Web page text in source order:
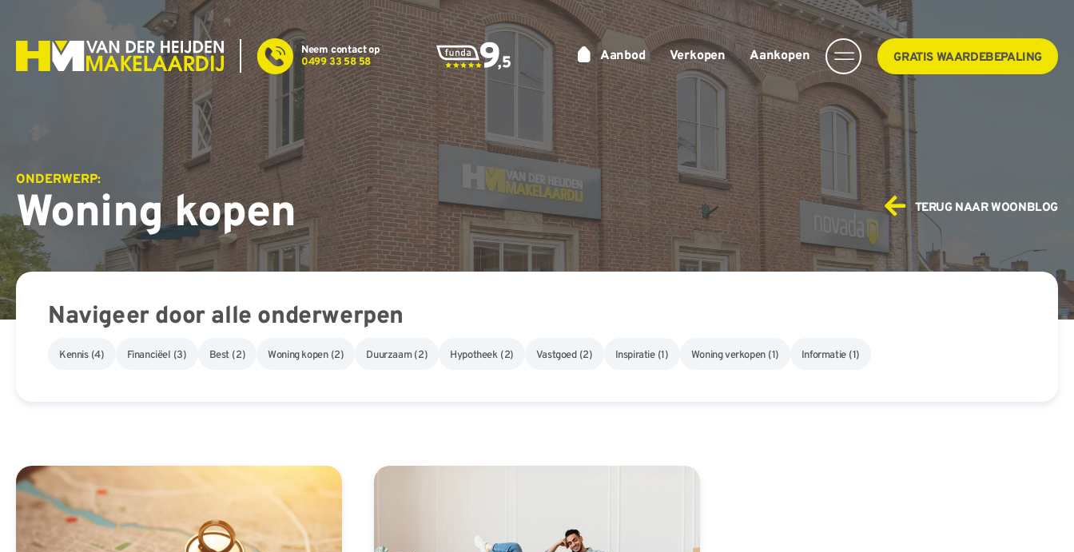
inhoud
Neem contact op
0499 33 58 58
Aanbod Verkopen Aankopen GRATIS WAARDEBEPALING
ONDERWERP:
Woning kopen TERUG NAAR WOONBLOG
Navigeer door alle onderwerpen
Kennis (4) Financiëel (3) Best (2) Woning kopen (2) Duurzaam (2) Hypotheek (2) Vastgoed (2) Inspiratie (1) Woning verkopen (1) Informatie (1)